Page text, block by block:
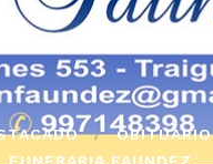
OBITUARIO